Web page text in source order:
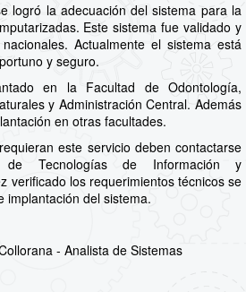
logró la adecuación del sistema para la
Este sistema fue validado y
Actualmente el sistema está
y seguro.
en la Facultad de Odontología,
y Administración Central. Además
en otras facultades.
este servicio deben contactarse
Tecnologías de Información y
verificado los requerimientos técnicos se
implantación del sistema.
- Analista de Sistemas